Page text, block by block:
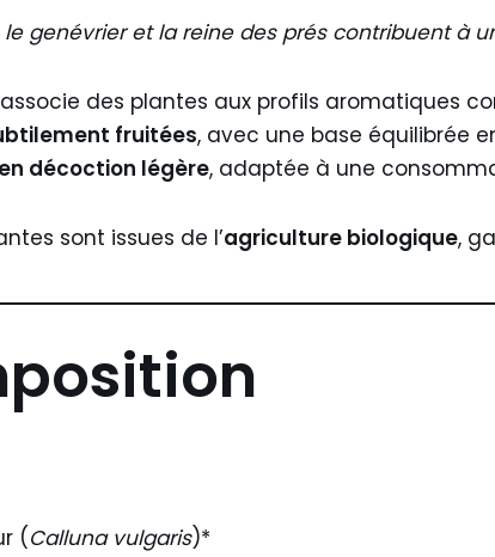
le genévrier et la reine des prés contribuent à
des plantes aux profils aromatiques
fruitées, avec une base équilibrée
décoction légère, adaptée à une
sont issues de l’agriculture biologique,
(Calluna vulgaris)*